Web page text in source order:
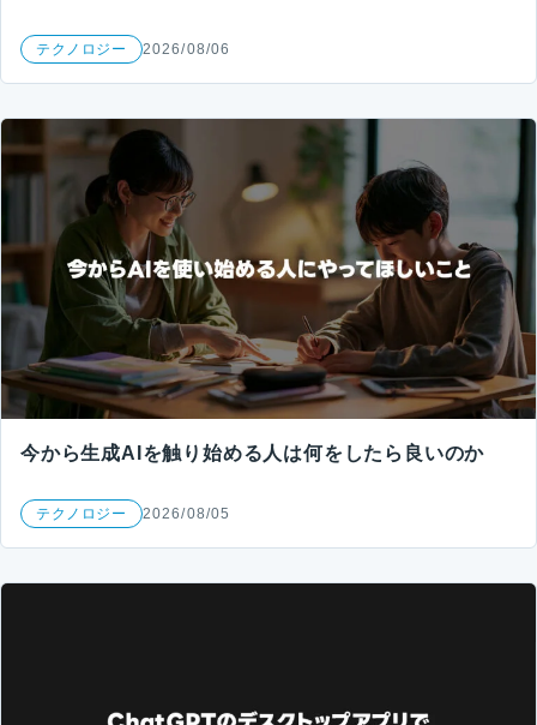
テクノロジー 2026/08/06
今から生成AIを触り始める人は何をしたら良いのか
テクノロジー 2026/08/05